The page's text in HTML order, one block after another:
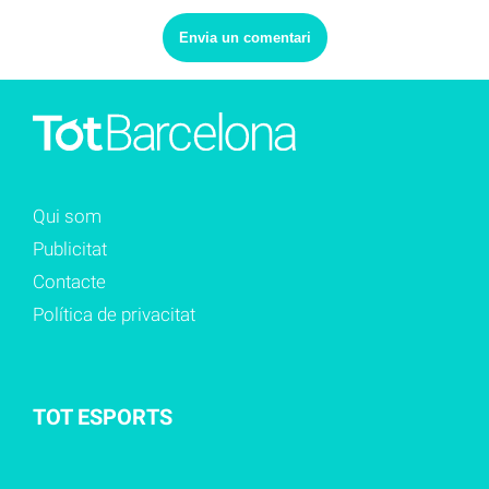
Qui som
Publicitat
Contacte
Política de privacitat
TOT ESPORTS